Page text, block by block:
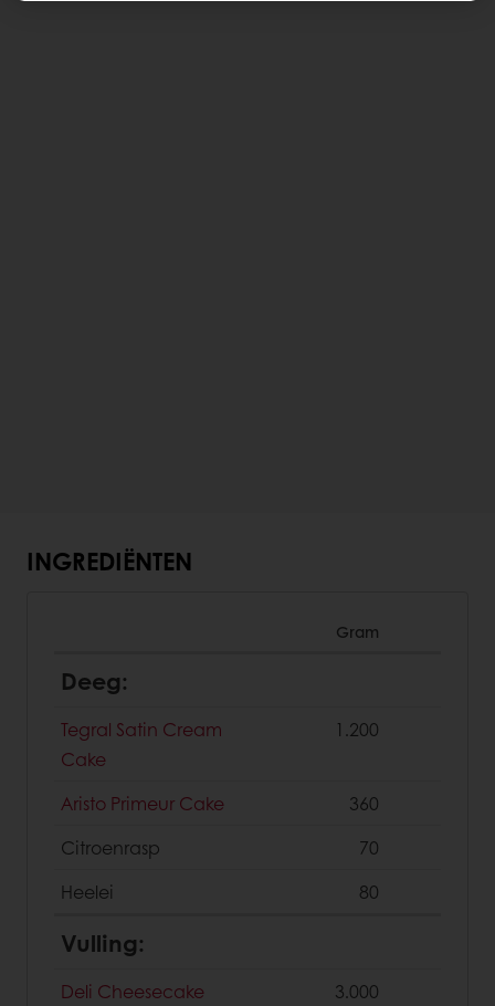
INGREDIËNTEN
Gram
Deeg:
Tegral Satin Cream
Cake
1.200
Aristo Primeur Cake
360
Citroenrasp
70
Heelei
80
Vulling:
Deli Cheesecake
3.000